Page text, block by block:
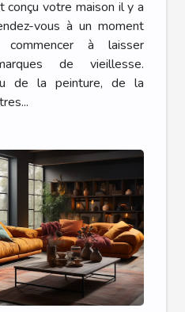
conçu votre maison il y a
vous à un moment
à laisser
de vieillesse.
de la peinture, de la